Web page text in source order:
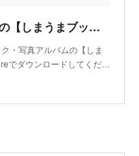
フォトブック・写真アルバムの【しまうまブック】アルバム作成アプリ - App Store
・写真アルバムの【しま
でダウンロードしてくだ…